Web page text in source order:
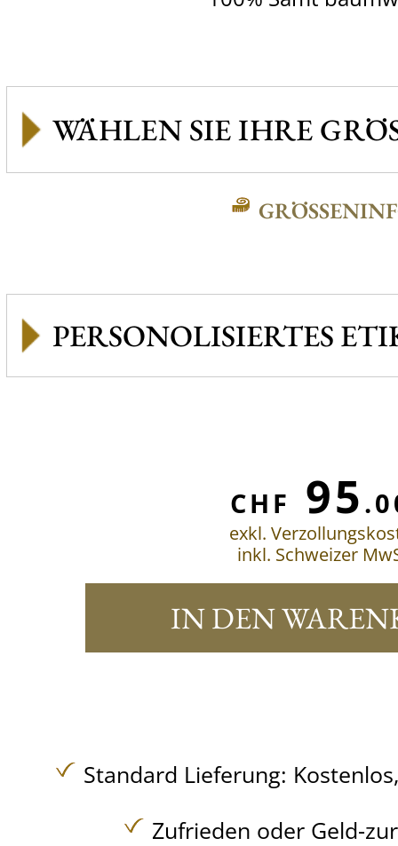
GRÖSSENINFO
PERSONOLISIERTES
CHF 95
exkl.
inkl. Schweizer
IN DEN
Standard Lieferung:
Zufrieden oder Geld-